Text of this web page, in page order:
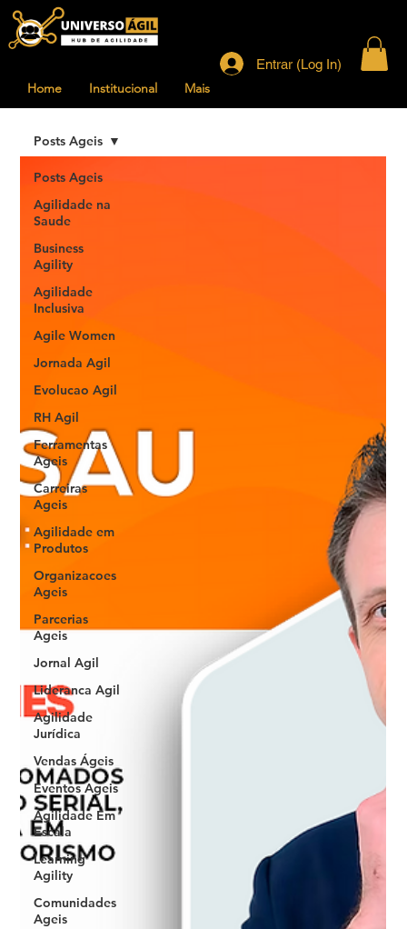
Home Institucional Mais
Entrar (Log In)
Posts Ageis
Agilidade na
Saude
Business
Agility
Agilidade
Inclusiva
Agile Women
Jornada Agil
Evolucao Agil
RH Agil
Ferramentas
Ageis
Carreiras
Ageis
Agilidade em
Produtos
Organizacoes
Ageis
Parcerias
Ageis
Jornal Agil
Lideranca Agil
Agilidade
Jurídica
Vendas Ágeis
Eventos Ageis
Agilidade Em
Escala
Learning
Agility
Comunidades
Ageis
Posts Ageis